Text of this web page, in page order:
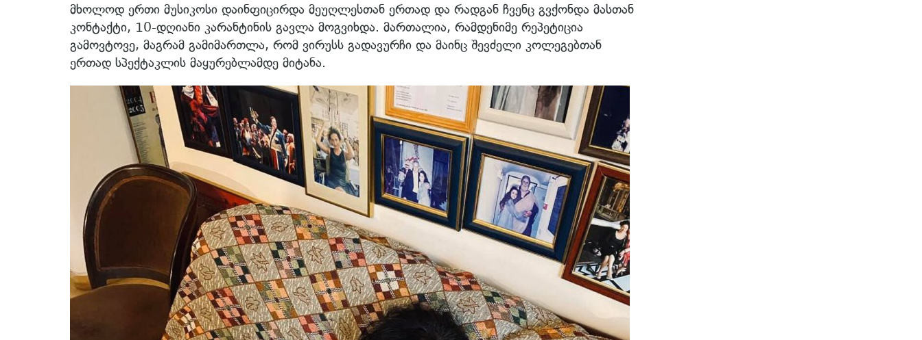
მხოლოდ ერთი მუსიკოსი დაინფიცირდა მეუღლესთან ერთად და რადგან ჩვენც გვქონდა მასთან
კონტაქტი, 10-დღიანი კარანტინის გავლა მოგვიხდა. მართალია, რამდენიმე რეპეტიცია
გამოვტოვე, მაგრამ გამიმართლა, რომ ვირუსს გადავურჩი და მაინც შევძელი კოლეგებთან
ერთად სპექტაკლის მაყურებლამდე მიტანა.